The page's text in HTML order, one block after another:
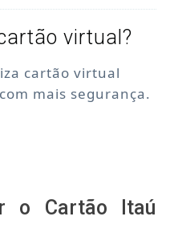
virtual?
cartão virtual
mais segurança.
o Cartão Itaú